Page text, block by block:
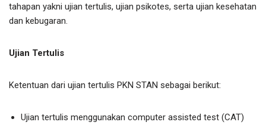
tahapan yakni ujian tertulis, ujian psikotes, serta ujian kesehatan
dan kebugaran.
Ujian Tertulis
Ketentuan dari ujian tertulis PKN STAN sebagai berikut:
Ujian tertulis menggunakan computer assisted test (CAT)